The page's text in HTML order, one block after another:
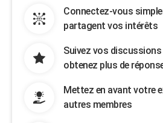
Connectez-vous
partagent vos intérêts
Suivez vos
obtenez plus de
Mettez en avant votre
autres membres